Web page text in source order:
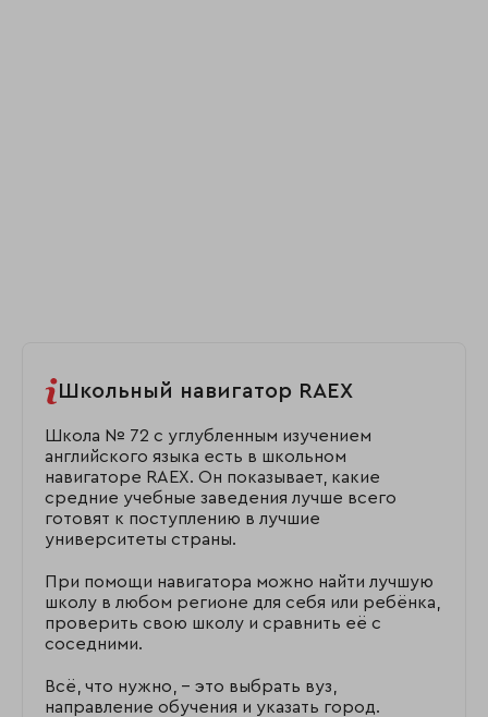
Школьный навигатор RAEX
Школа № 72 с углубленным изучением
английского языка есть в школьном
навигаторе RAEX. Он показывает, какие
средние учебные заведения лучше всего
готовят к поступлению в лучшие
университеты страны.
При помощи навигатора можно найти лучшую
школу в любом регионе для себя или ребёнка,
проверить свою школу и сравнить её с
соседними.
Всё, что нужно, – это выбрать вуз,
направление обучения и указать город.